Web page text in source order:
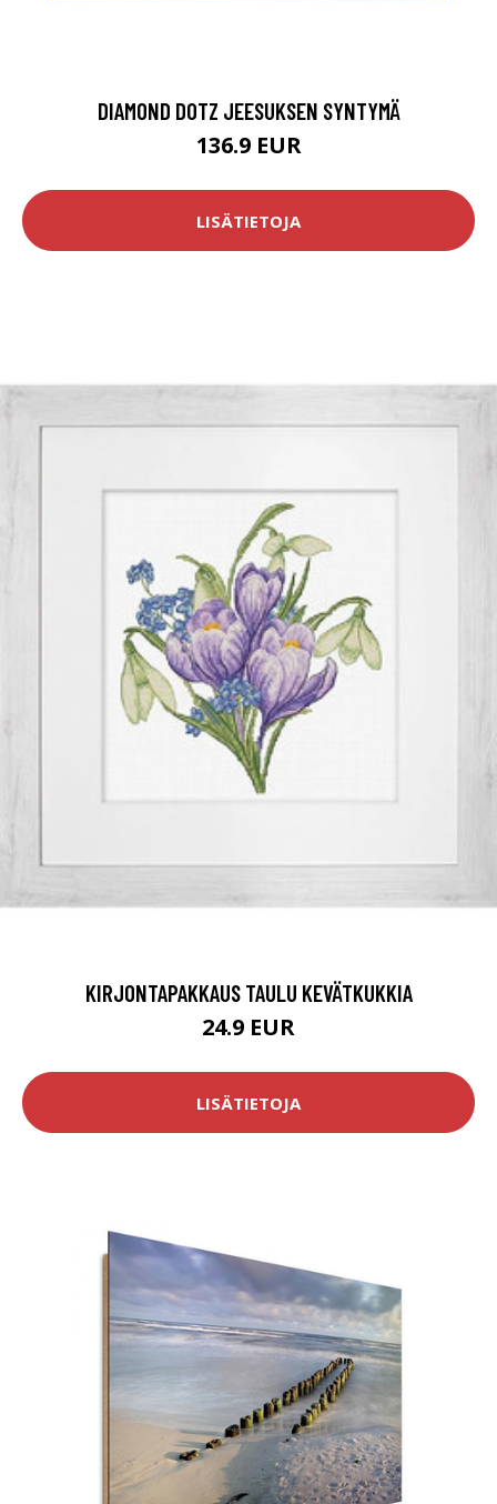
DIAMOND DOTZ JEESUKSEN SYNTYMÄ
136.9 EUR
LISÄTIETOJA
KIRJONTAPAKKAUS TAULU KEVÄTKUKKIA
24.9 EUR
LISÄTIETOJA